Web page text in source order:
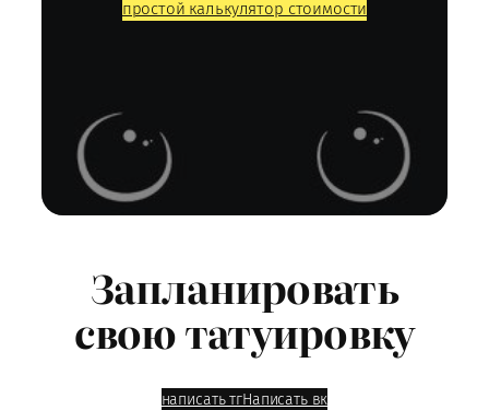
простой калькулятор стоимости
Запланировать
свою татуировку
написать тгНаписать вк